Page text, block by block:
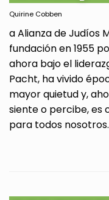
Quirine Cobben
a Alianza de Judíos
fundación en 1955
ahora bajo el
Pacht, ha vivido
mayor quietud y,
siente o percibe, es
para todos